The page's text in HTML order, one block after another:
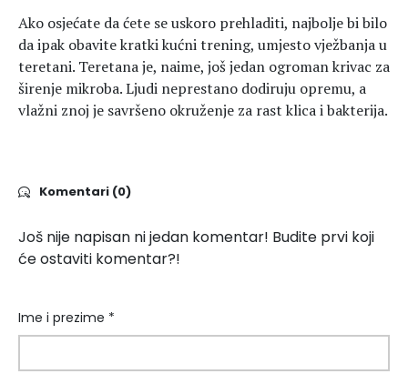
Ako osjećate da ćete se uskoro prehladiti, najbolje bi bilo
da ipak obavite kratki kućni trening, umjesto vježbanja u
teretani. Teretana je, naime, još jedan ogroman krivac za
širenje mikroba. Ljudi neprestano dodiruju opremu, a
vlažni znoj je savršeno okruženje za rast klica i bakterija.
Komentari (0)
Još nije napisan ni jedan komentar! Budite prvi koji
će ostaviti komentar?!
Ime i prezime *